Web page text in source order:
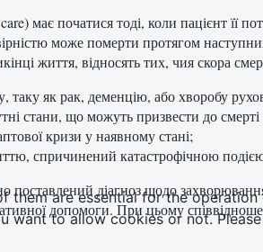
має початися тоді, коли пацієнт її
може померти протягом
життя, відносять тих, чия скора
таку як рак, деменцію, або хворобу
стани, що можуть призвести до смерті
кризи у наявному стані;
спричинений катастрофічною подією
поставлений діагноз щодо
допомоги. При цьому
them are essential for the
want to allow cookies or not.